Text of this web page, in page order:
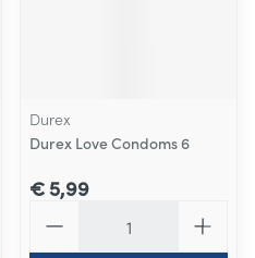
Durex
Durex Love Condoms 6
€ 5,99